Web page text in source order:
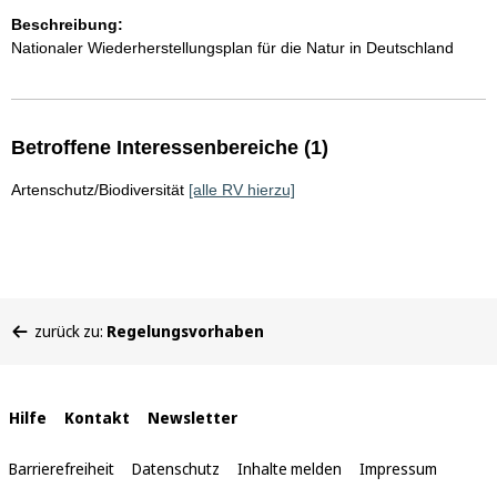
Beschreibung:
Nationaler Wiederherstellungsplan für die Natur in Deutschland
Betroffene Interessenbereiche (1)
Artenschutz/Biodiversität [alle RV hierzu]
befinden
zurück zu: Regelungsvorhaben
Interne
Links
Hilfe Kontakt Newsletter
Barrierefreiheit Datenschutz Inhalte melden Impressum